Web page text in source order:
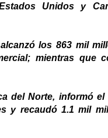
Unidos y
los 863 mil
mientras que
del Norte, informó
y recaudó 1.1 mil